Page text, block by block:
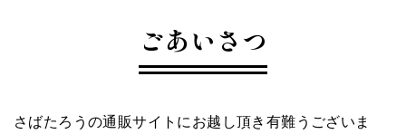
ごあいさつ
さばたろうの通販サイトにお越し頂き有難うございま